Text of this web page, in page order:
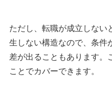
ただし、転職が成立しない
生しない構造なので、条件
差が出ることもあります。
ことでカバーできます。